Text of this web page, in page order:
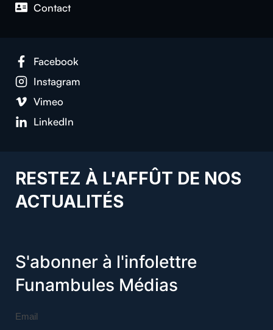
Contact
Facebook
Instagram
Vimeo
LinkedIn
RESTEZ À L'AFFÛT DE NOS
ACTUALITÉS
S'abonner à l'infolettre
Funambules Médias
Email